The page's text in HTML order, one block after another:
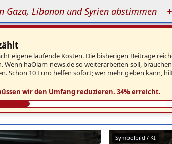
und Syrien abstimmen +++
eigene laufende Kosten. Die bisherigen Beiträge
haOlam-news.de so weiterarbeiten soll,
Schon 10 Euro helfen sofort; wer mehr geben kann,
wir den Umfang reduzieren. 34% erreicht.
Symbolbild / KI